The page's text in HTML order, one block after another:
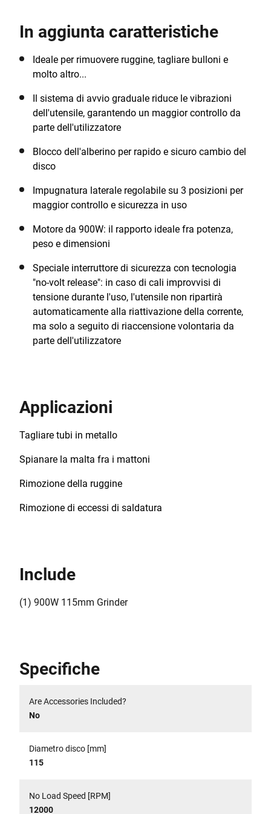
impegnativi. In dotazione con 3 dischi extra e una
pratica confezione.
In aggiunta caratteristiche
Ideale per rimuovere ruggine, tagliare bulloni e
molto altro...
Il sistema di avvio graduale riduce le vibrazioni
dell'utensile, garantendo un maggior controllo da
parte dell'utilizzatore
Blocco dell'alberino per rapido e sicuro cambio del
disco
Impugnatura laterale regolabile su 3 posizioni per
maggior controllo e sicurezza in uso
Motore da 900W: il rapporto ideale fra potenza,
peso e dimensioni
Speciale interruttore di sicurezza con tecnologia
"no-volt release": in caso di cali improvvisi di
tensione durante l'uso, l'utensile non ripartirà
automaticamente alla riattivazione della corrente,
ma solo a seguito di riaccensione volontaria da
parte dell'utilizzatore
Applicazioni
Tagliare tubi in metallo
Spianare la malta fra i mattoni
Rimozione della ruggine
Rimozione di eccessi di saldatura
Include
(1) 900W 115mm Grinder
Specifiche
Are Accessories Included?
No
Diametro disco [mm]
115
No Load Speed [RPM]
12000